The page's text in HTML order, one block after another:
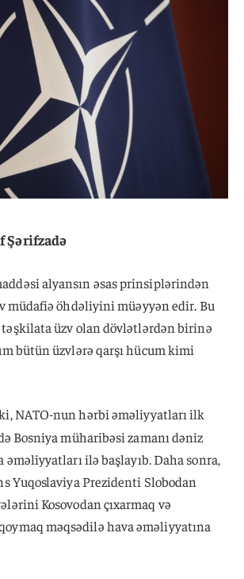
Şərifzadə
alyansın əsas prinsiplərindən
öhdəliyini müəyyən edir. Bu
təşkilata üzv olan dövlətlərdən birinə
bütün üzvlərə qarşı hücum kimi
NATO-nun hərbi əməliyyatları ilk
Bosniya müharibəsi zamanı dəniz
əməliyyatları ilə başlayıb. Daha sonra,
Yuqoslaviya Prezidenti Slobodan
Kosovodan çıxarmaq və
məqsədilə hava əməliyyatına